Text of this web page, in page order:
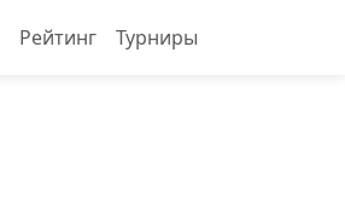
Рейтинг Турниры